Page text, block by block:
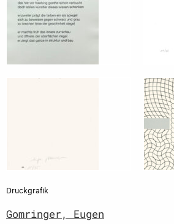
Druckgrafik
Gomringer, Eugen